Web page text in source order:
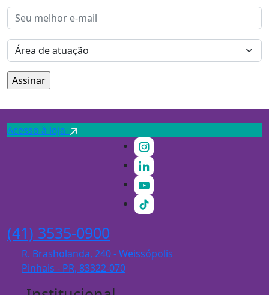
Acesso à loja
(41) 3535-0900
R. Brasholanda, 240 - Weissópolis
Pinhais - PR, 83322-070